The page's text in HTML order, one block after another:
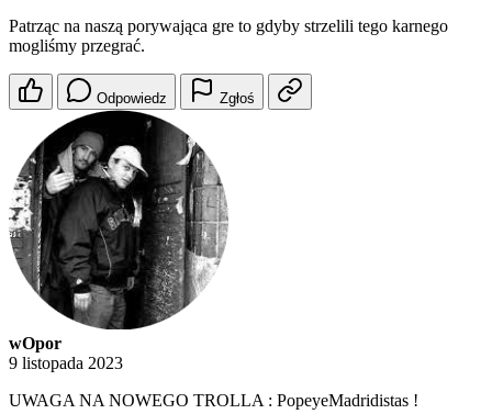
Patrząc na naszą porywająca gre to gdyby strzelili tego karnego
mogliśmy przegrać.
Odpowiedz Zgłoś
wOpor
9 listopada 2023
UWAGA NA NOWEGO TROLLA : PopeyeMadridistas !